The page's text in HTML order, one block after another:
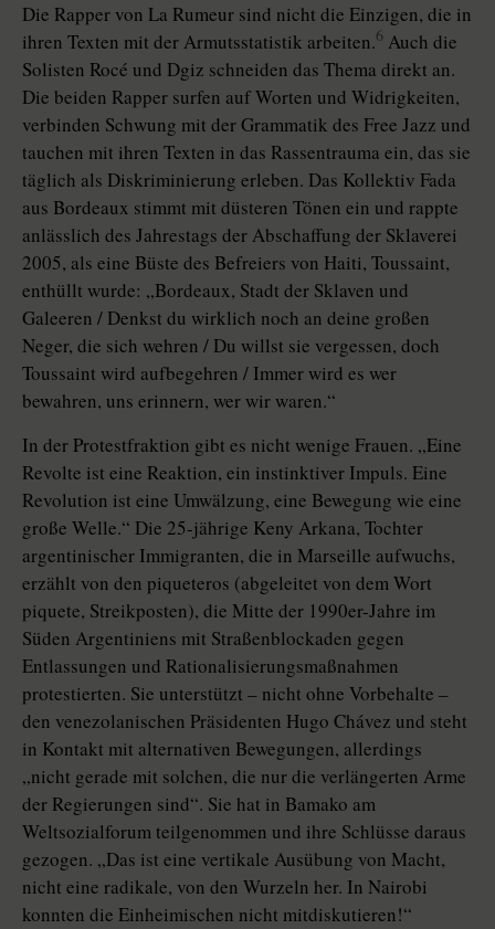
Die Rapper von La Rumeur sind nicht die Einzigen, die in
ihren Texten mit der Armutsstatistik arbeiten.6 Auch die
Solisten Rocé und Dgiz schneiden das Thema direkt an.
Die beiden Rapper surfen auf Worten und Widrigkeiten,
verbinden Schwung mit der Grammatik des Free Jazz und
tauchen mit ihren Texten in das Rassentrauma ein, das sie
täglich als Diskriminierung erleben. Das Kollektiv Fada
aus Bordeaux stimmt mit düsteren Tönen ein und rappte
anlässlich des Jahrestags der Abschaffung der Sklaverei
2005, als eine Büste des Befreiers von Haiti, Toussaint,
enthüllt wurde: „Bordeaux, Stadt der Sklaven und
Galeeren / Denkst du wirklich noch an deine großen
Neger, die sich wehren / Du willst sie vergessen, doch
Toussaint wird aufbegehren / Immer wird es wer
bewahren, uns erinnern, wer wir waren.“
In der Protestfraktion gibt es nicht wenige Frauen. „Eine
Revolte ist eine Reaktion, ein instinktiver Impuls. Eine
Revolution ist eine Umwälzung, eine Bewegung wie eine
große Welle.“ Die 25-jährige Keny Arkana, Tochter
argentinischer Immigranten, die in Marseille aufwuchs,
erzählt von den piqueteros (abgeleitet von dem Wort
piquete, Streikposten), die Mitte der 1990er-Jahre im
Süden Argentiniens mit Straßenblockaden gegen
Entlassungen und Rationalisierungsmaßnahmen
protestierten. Sie unterstützt – nicht ohne Vorbehalte –
den venezolanischen Präsidenten Hugo Chávez und steht
in Kontakt mit alternativen Bewegungen, allerdings
„nicht gerade mit solchen, die nur die verlängerten Arme
der Regierungen sind“. Sie hat in Bamako am
Weltsozialforum teilgenommen und ihre Schlüsse daraus
gezogen. „Das ist eine vertikale Ausübung von Macht,
nicht eine radikale, von den Wurzeln her. In Nairobi
konnten die Einheimischen nicht mitdiskutieren!“